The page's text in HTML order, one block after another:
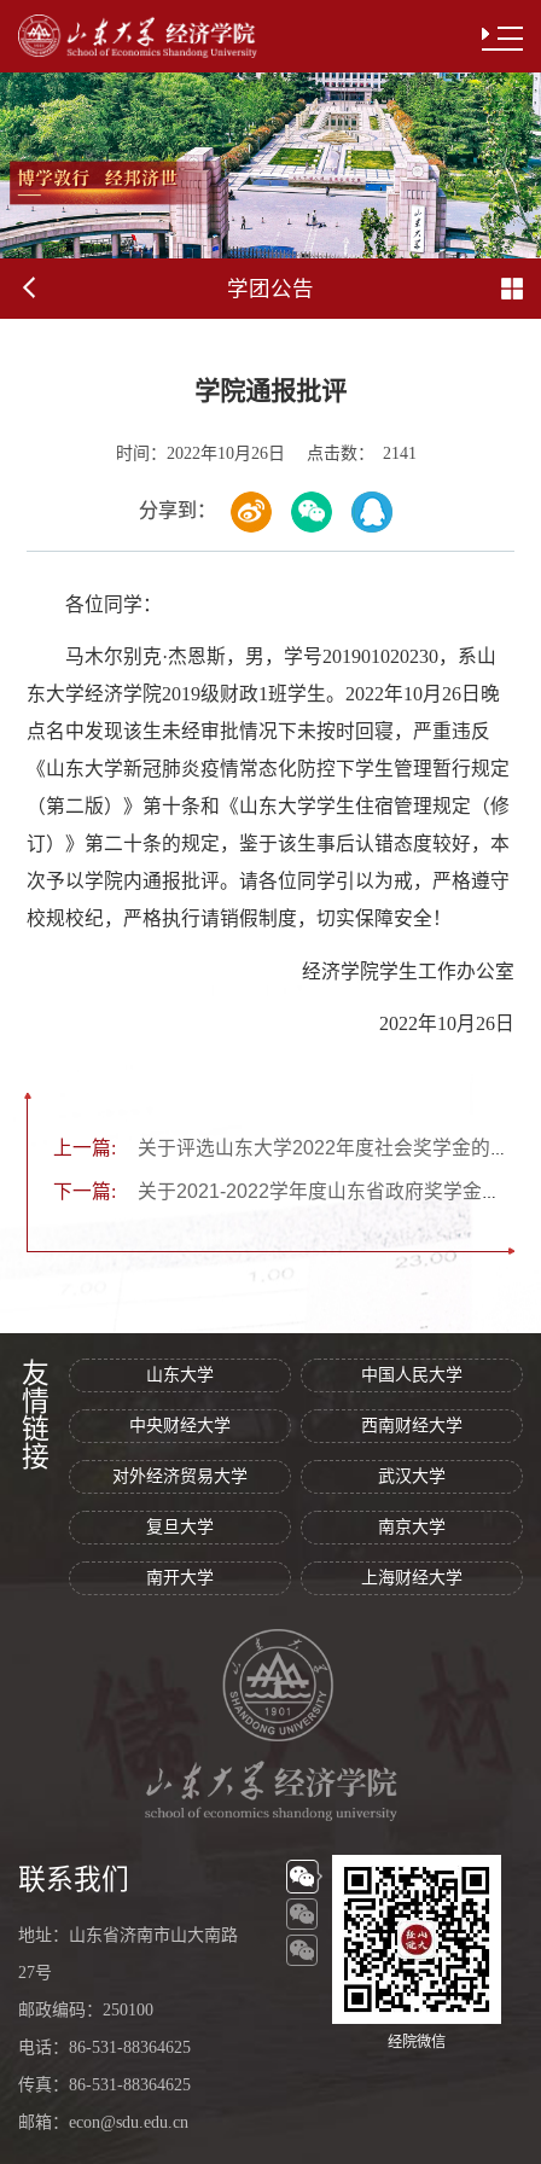
学团公告
学院通报批评
时间： 2022年10月26日 点击数： 2141
分享到：
各位同学：
马木尔别克·杰恩斯，男，学号201901020230，系山
东大学经济学院2019级财政1班学生。2022年10月26日晚
点名中发现该生未经审批情况下未按时回寝，严重违反
《山东大学新冠肺炎疫情常态化防控下学生管理暂行规定
（第二版）》第十条和《山东大学学生住宿管理规定（修
订）》第二十条的规定，鉴于该生事后认错态度较好，本
次予以学院内通报批评。请各位同学引以为戒，严格遵守
校规校纪，严格执行请销假制度，切实保障安全！
经济学院学生工作办公室
2022年10月26日
上一篇: 关于评选山东大学2022年度社会奖学金的通知
下一篇: 关于2021-2022学年度山东省政府奖学金拟推荐人选的公示
友情链接 山东大学 中国人民大学
中央财经大学 西南财经大学
对外经济贸易大学 武汉大学
复旦大学 南京大学
南开大学 上海财经大学
联系我们
地址：山东省济南市山大南路
27号
邮政编码：250100
电话：86-531-88364625
传真：86-531-88364625
邮箱：econ@sdu.edu.cn
经院微信